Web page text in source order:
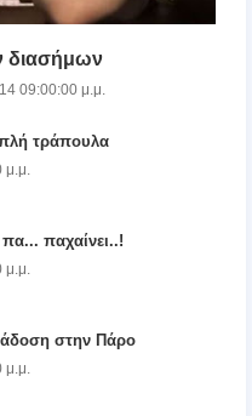
διασήμων
09:00:00 μ.μ.
τράπουλα
παχαίνει..!
στην Πάρο